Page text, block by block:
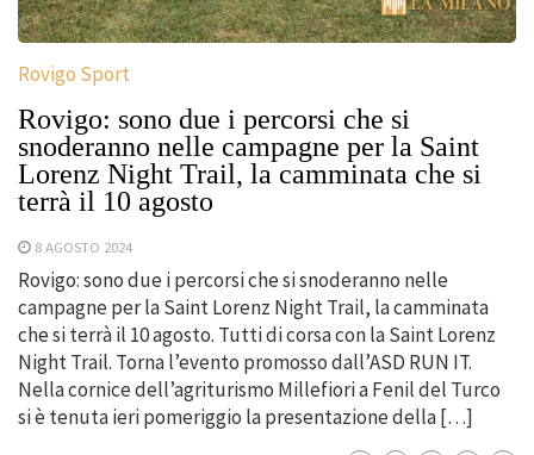
Rovigo Sport
Rovigo: sono due i percorsi che si
snoderanno nelle campagne per la Saint
Lorenz Night Trail, la camminata che si
terrà il 10 agosto
8 AGOSTO 2024
Rovigo: sono due i percorsi che si snoderanno nelle
campagne per la Saint Lorenz Night Trail, la camminata
che si terrà il 10 agosto. Tutti di corsa con la Saint Lorenz
Night Trail. Torna l’evento promosso dall’ASD RUN IT.
Nella cornice dell’agriturismo Millefiori a Fenil del Turco
si è tenuta ieri pomeriggio la presentazione della […]